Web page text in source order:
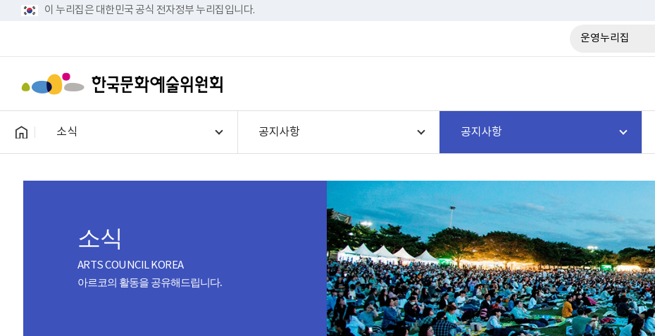
이 누리집은 대한민국 공식 전자정부 누리집입니다.
운영누리집
소식 공지사항 공지사항
소식
ARTS COUNCIL KOREA
아르코의 활동을 공유해드립니다.